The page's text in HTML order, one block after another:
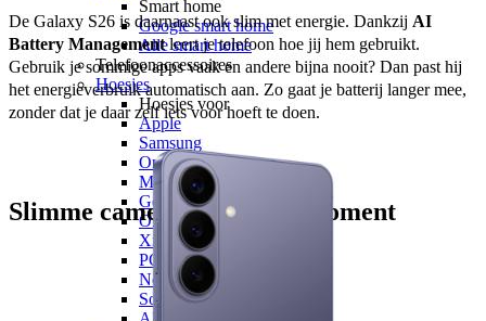
Smart home
Google smart home
Alle smart home
Telefoonaccessoires
Hoesjes
Hoesjes voor
Apple
Samsung
OnePlus
Motorola
Google
OPPO
Xiaomi
POCO
Nothing
Sony
De Galaxy S26 is daarnaast ook slim met energie. Dankzij AI
Battery Management leert je telefoon hoe jij hem gebruikt.
Gebruik je sommige apps vaak en andere bijna nooit? Dan past hij
het energieverbruik automatisch aan. Zo gaat je batterij langer mee,
zonder dat je daar zelf iets voor hoeft te doen.
Slimme camera’s voor elk moment